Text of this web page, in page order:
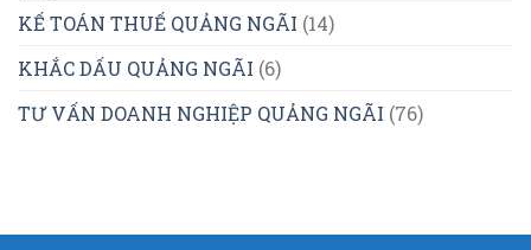
KẾ TOÁN THUẾ QUẢNG NGÃI (14)
KHẮC DẤU QUẢNG NGÃI (6)
TƯ VẤN DOANH NGHIỆP QUẢNG NGÃI (76)